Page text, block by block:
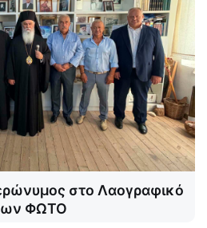
στο Λαογραφικό
ΦΩΤΟ